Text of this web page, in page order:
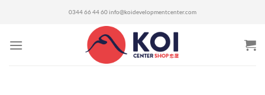
0344 66 44 60 info@koidevelopmentcenter.com